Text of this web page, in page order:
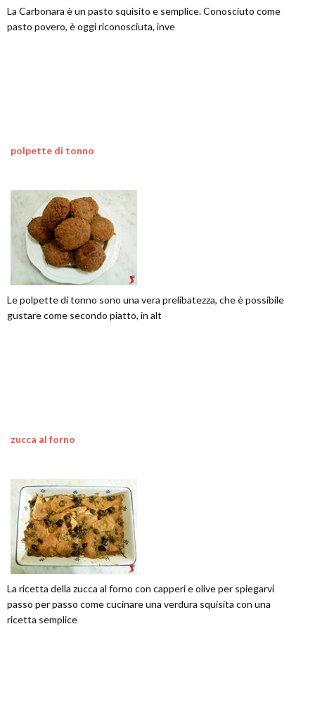
La Carbonara è un pasto squisito e semplice. Conosciuto come
pasto povero, è oggi riconosciuta, inve
polpette di tonno
Le polpette di tonno sono una vera prelibatezza, che è possibile
gustare come secondo piatto, in alt
zucca al forno
La ricetta della zucca al forno con capperi e olive per spiegarvi
passo per passo come cucinare una verdura squisita con una
ricetta semplice